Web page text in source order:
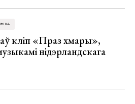
кліп «Праз хмары»,
нідэрландскага